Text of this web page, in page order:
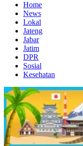
Home
News
Lokal
Jateng
Jabar
Jatim
DPR
Sosial
Kesehatan